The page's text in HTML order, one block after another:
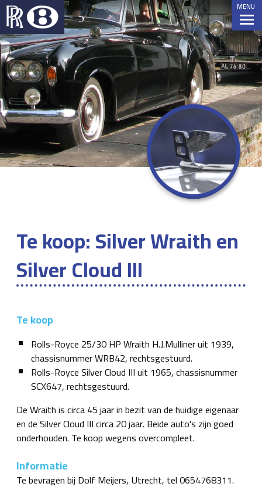
MENU
Te koop: Silver Wraith en
Silver Cloud III
Te koop
Rolls-Royce 25/30 HP Wraith H.J.Mulliner uit 1939,
chassisnummer WRB42, rechtsgestuurd.
Rolls-Royce Silver Cloud III uit 1965, chassisnummer
SCX647, rechtsgestuurd.
De Wraith is circa 45 jaar in bezit van de huidige eigenaar
en de Silver Cloud III circa 20 jaar. Beide auto's zijn goed
onderhouden. Te koop wegens overcompleet.
Informatie
Te bevragen bij Dolf Meijers, Utrecht, tel 0654768311.